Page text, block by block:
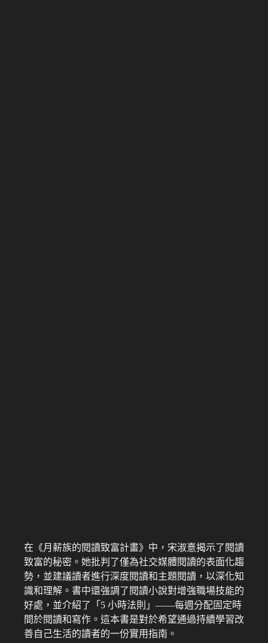
在《月薪族的閱讀致富計畫》中，宋淑憙揭示了閱讀
致富的秘密。她批判了僅為社交媒體閱讀的表面化趨
勢，並建議讀者進行深度閱讀和主題閱讀，以深化知
識和理解。書中還強調了閱讀小說對增強職場技能的
好處，並介紹了「5 小時法則」——每週分配固定時
間於閱讀和寫作。這本書是對於希望通過持續學習改
善自己生活的讀者的一份實用指南。